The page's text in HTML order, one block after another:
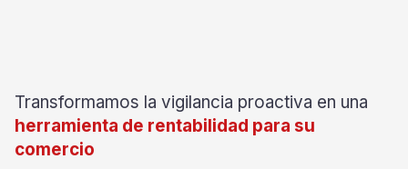
Transformamos la vigilancia proactiva en una
herramienta de rentabilidad para su
comercio